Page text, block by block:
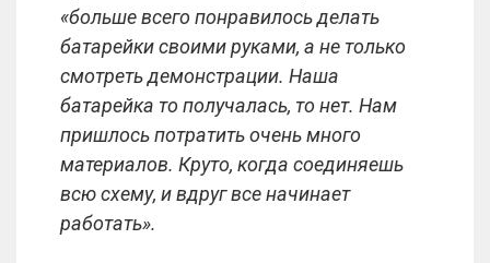
«больше всего понравилось делать
батарейки своими руками, а не только
смотреть демонстрации. Наша
батарейка то получалась, то нет. Нам
пришлось потратить очень много
материалов. Круто, когда соединяешь
всю схему, и вдруг все начинает
работать».